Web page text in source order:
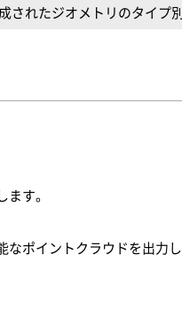
されたジオメトリのタイプ
す。
なポイントクラウドを出力